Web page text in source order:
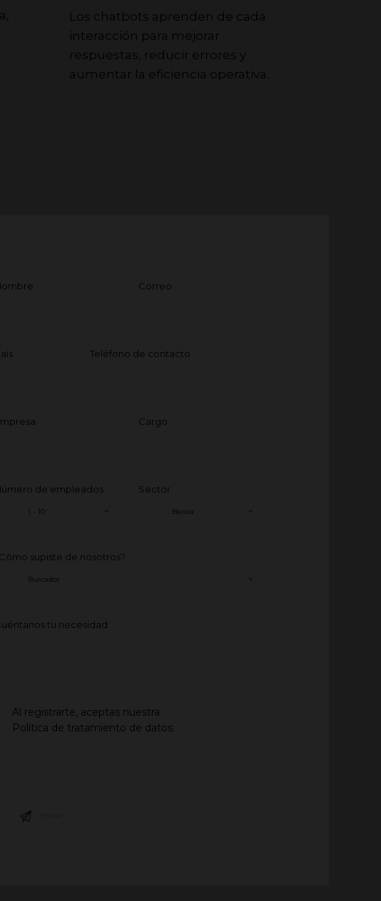
Los chatbots aprenden de cada
interacción para mejorar
respuestas, reducir errores y
aumentar la eficiencia operativa.
mayor valor..
Correo
Teléfono de contacto
Cargo
de empleados Sector
supiste de nosotros?
tu necesidad
Al registrarte, aceptas nuestra
Política de tratamiento de datos.